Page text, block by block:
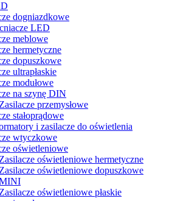
dogniazdkowe
LED
meblowe
hermetyczne
dopuszkowe
ultrapłaskie
modułowe
na szynę DIN
Zasilacze przemysłowe
stałoprądowe
i zasilacze do oświetlenia
wtyczkowe
oświetleniowe
Zasilacze oświetleniowe hermetyczne
Zasilacze oświetleniowe dopuszkowe
Zasilacze oświetleniowe płaskie